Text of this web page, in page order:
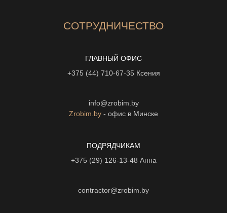
СОТРУДНИЧЕСТВО
ГЛАВНЫЙ ОФИС
+375 (44) 710-67-35 Ксения
info@zrobim.by
Zrobim.by - офис в Минске
ПОДРЯДЧИКАМ
+375 (29) 126-13-48 Анна
contractor@zrobim.by